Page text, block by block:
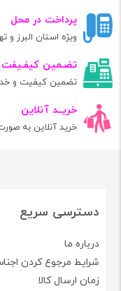
پرداخت در محل
ویژه استان البرز و
تضـمین کیفـیفت
تضمین کیفیت و
خریــد آنلاین
خرید آنلاین به
دسترسی سریع
درباره ما
شرایط مرجوع کردن
زمان ارسال کالا